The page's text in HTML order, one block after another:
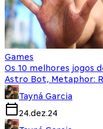
Games
Os 10 melhores jogos
Astro Bot, Metaphor:
Tayná Garcia
24.dez.24